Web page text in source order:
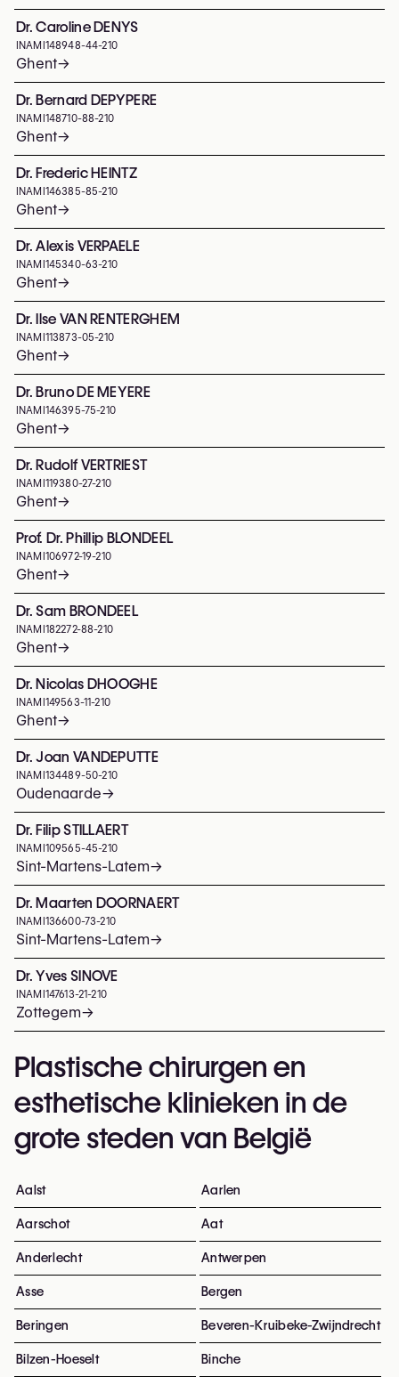
Dr. Caroline DENYS
INAMI 148948-44-210
Ghent→
Dr. Bernard DEPYPERE
INAMI 148710-88-210
Ghent→
Dr. Frederic HEINTZ
INAMI 146385-85-210
Ghent→
Dr. Alexis VERPAELE
INAMI 145340-63-210
Ghent→
Dr. Ilse VAN RENTERGHEM
INAMI 113873-05-210
Ghent→
Dr. Bruno DE MEYERE
INAMI 146395-75-210
Ghent→
Dr. Rudolf VERTRIEST
INAMI 119380-27-210
Ghent→
Prof. Dr. Phillip BLONDEEL
INAMI 106972-19-210
Ghent→
Dr. Sam BRONDEEL
INAMI 182272-88-210
Ghent→
Dr. Nicolas DHOOGHE
INAMI 149563-11-210
Ghent→
Dr. Joan VANDEPUTTE
INAMI 134489-50-210
Oudenaarde→
Dr. Filip STILLAERT
INAMI 109565-45-210
Sint-Martens-Latem→
Dr. Maarten DOORNAERT
INAMI 136600-73-210
Sint-Martens-Latem→
Dr. Yves SINOVE
INAMI 147613-21-210
Zottegem→
Plastische chirurgen en
esthetische klinieken in de
grote steden van België
Aalst Aarlen
Aarschot Aat
Anderlecht Antwerpen
Asse Bergen
Beringen Beveren-Kruibeke-Zwijndrecht
Bilzen-Hoeselt Binche